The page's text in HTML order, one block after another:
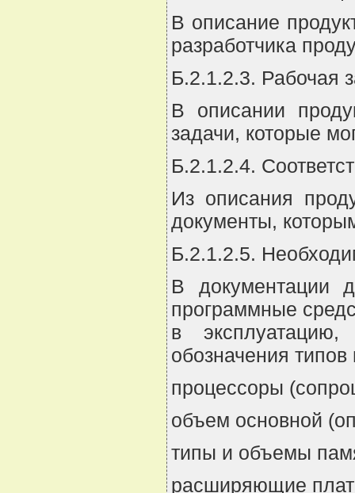
В описание
разработчика
Б.2.1.2.3. Рабочая
В описании
задачи, которые
Б.2.1.2.4.
Из описания
документы,
Б.2.1.2.5.
В документации
программные
в
обозначения
процессоры
объем основной
типы и объемы
расширяющие